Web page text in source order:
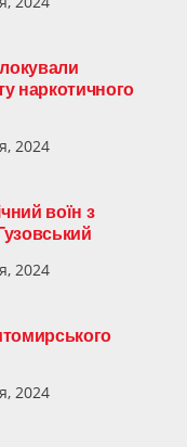
наркотичного
2024
воїн з
2024
2024